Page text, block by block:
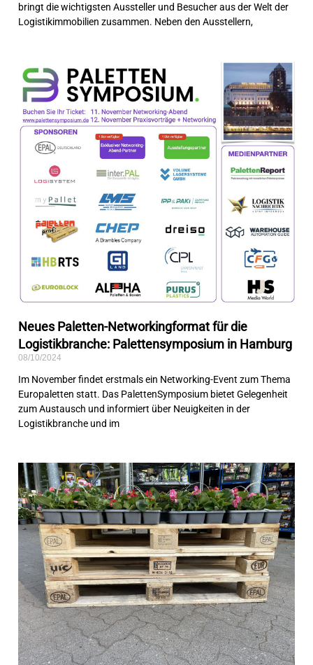
bringt die wichtigsten Aussteller und Besucher aus der Welt der
Logistikimmobilien zusammen. Neben den Ausstellern,
Neues Paletten-Networkingformat für die
Logistikbranche: Palettensymposium in Hamburg
08/10/2024
Im November findet erstmals ein Networking-Event zum Thema
Europaletten statt. Das PalettenSymposium bietet Gelegenheit
zum Austausch und informiert über Neuigkeiten in der
Logistikbranche und im